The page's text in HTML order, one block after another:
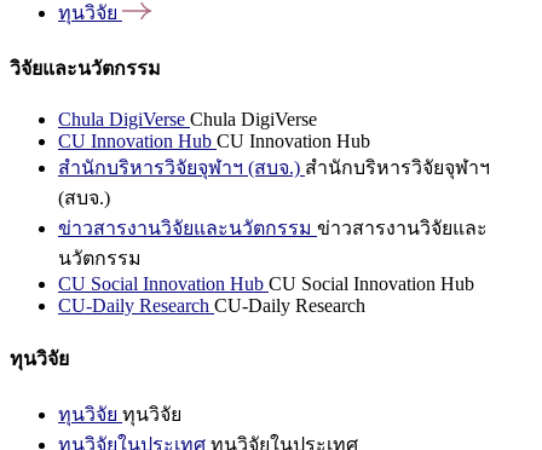
ทุนวิจัย
วิจัยและนวัตกรรม
Chula DigiVerse Chula DigiVerse
CU Innovation Hub CU Innovation Hub
สำนักบริหารวิจัยจุฬาฯ (สบจ.) สำนักบริหารวิจัยจุฬาฯ
(สบจ.)
ข่าวสารงานวิจัยและนวัตกรรม ข่าวสารงานวิจัยและ
นวัตกรรม
CU Social Innovation Hub CU Social Innovation Hub
CU-Daily Research CU-Daily Research
ทุนวิจัย
ทุนวิจัย ทุนวิจัย
ทุนวิจัยในประเทศ ทุนวิจัยในประเทศ